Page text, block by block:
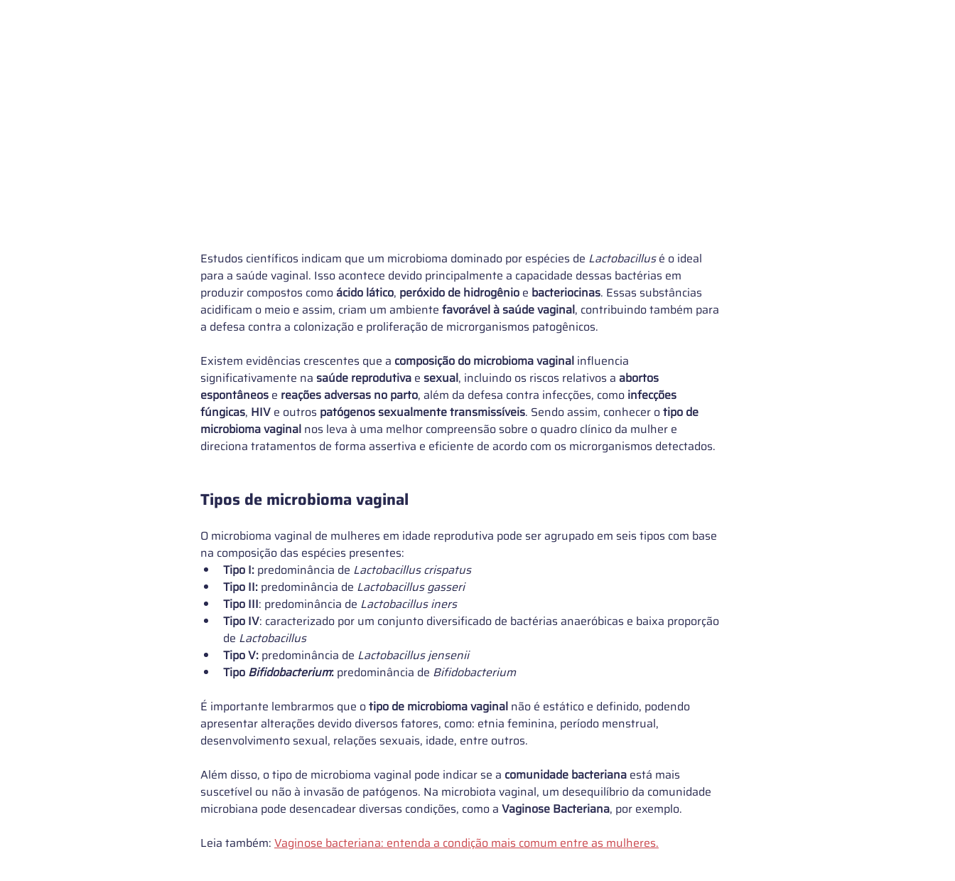
Estudos científicos indicam que um microbioma dominado por espécies de Lactobacillus é o ideal
para a saúde vaginal. Isso acontece devido principalmente a capacidade dessas bactérias em
produzir compostos como ácido lático, peróxido de hidrogênio e bacteriocinas. Essas substâncias
acidificam o meio e assim, criam um ambiente favorável à saúde vaginal, contribuindo também para
a defesa contra a colonização e proliferação de microrganismos patogênicos.
Existem evidências crescentes que a composição do microbioma vaginal influencia
significativamente na saúde reprodutiva e sexual, incluindo os riscos relativos a abortos
espontâneos e reações adversas no parto, além da defesa contra infecções, como infecções
fúngicas, HIV e outros patógenos sexualmente transmissíveis. Sendo assim, conhecer o tipo de
microbioma vaginal nos leva à uma melhor compreensão sobre o quadro clínico da mulher e
direciona tratamentos de forma assertiva e eficiente de acordo com os microrganismos detectados.
Tipos de microbioma vaginal
O microbioma vaginal de mulheres em idade reprodutiva pode ser agrupado em seis tipos com base
na composição das espécies presentes:
Tipo I: predominância de Lactobacillus crispatus
Tipo II: predominância de Lactobacillus gasseri
Tipo III: predominância de Lactobacillus iners
Tipo IV: caracterizado por um conjunto diversificado de bactérias anaeróbicas e baixa proporção
de Lactobacillus
Tipo V: predominância de Lactobacillus jensenii
Tipo Bifidobacterium: predominância de Bifidobacterium
É importante lembrarmos que o tipo de microbioma vaginal não é estático e definido, podendo
apresentar alterações devido diversos fatores, como: etnia feminina, período menstrual,
desenvolvimento sexual, relações sexuais, idade, entre outros.
Além disso, o tipo de microbioma vaginal pode indicar se a comunidade bacteriana está mais
suscetível ou não à invasão de patógenos. Na microbiota vaginal, um desequilíbrio da comunidade
microbiana pode desencadear diversas condições, como a Vaginose Bacteriana, por exemplo.
Leia também: Vaginose bacteriana: entenda a condição mais comum entre as mulheres.